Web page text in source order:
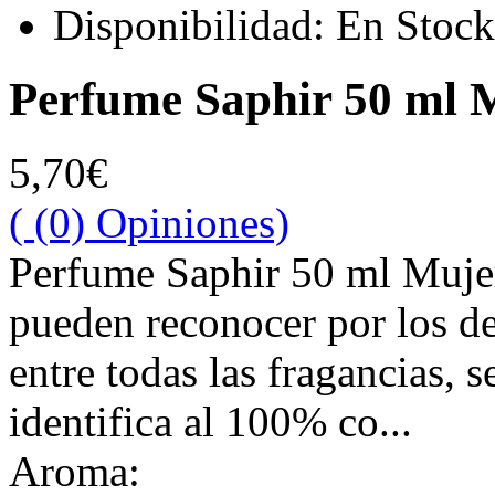
Disponibilidad: En Stock
Perfume Saphir 50 ml
5,70€
( (0) Opiniones)
Perfume Saphir 50 ml
pueden reconocer por los
entre todas las fragancias,
identifica al 100% co...
Aroma: